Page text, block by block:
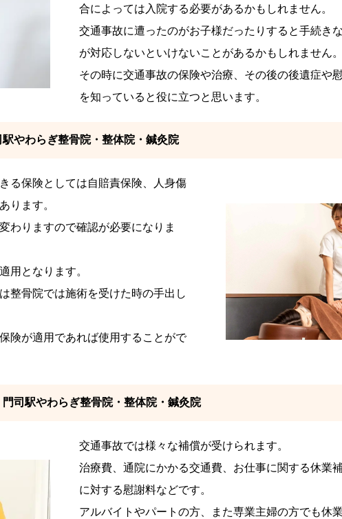
合によっては入院する必要があるかもしれません。
交通事故に遭ったのがお子様だったりすると手続き
が対応しないといけないことがあるかもしれません。
その時に交通事故の保険や治療、その後の後遺症や
を知っていると役に立つと思います。
やわらぎ整骨院・整体院・鍼灸院
る保険としては自賠責保険、人身傷
ります。
わりますので確認が必要になりま
用となります。
整骨院では施術を受けた時の手出し
険が適用であれば使用することがで
司駅やわらぎ整骨院・整体院・鍼灸院
交通事故では様々な補償が受けられます。
治療費、通院にかかる交通費、お仕事に関する休業
に対する慰謝料などです。
アルバイトやパートの方、また専業主婦の方でも休